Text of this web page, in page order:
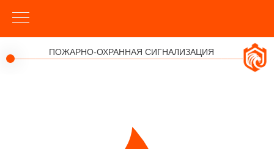
ПОЖАРНО-ОХРАННАЯ СИГНАЛИЗАЦИЯ